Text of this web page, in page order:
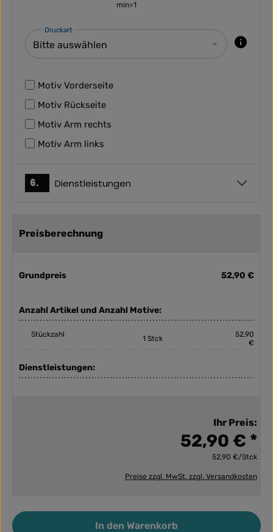
min=1
Druckart
Motiv Vorderseite
Motiv Rückseite
Motiv Arm rechts
Motiv Arm links
6. Dienstleistungen
Preisberechnung
Grundpreis 52,90 €
Anzahl Artikel und Anzahl Motive:
Stückzahl 1 Stck
52,90
€
Dienstleistungen:
Ihr Preis:
52,90 € *
52,90 €/Stck
Preise zzgl. MwSt. zzgl. Versandkosten
Produkt Anzahl: Gib den gewünschten Wert ein
In den Warenkorb